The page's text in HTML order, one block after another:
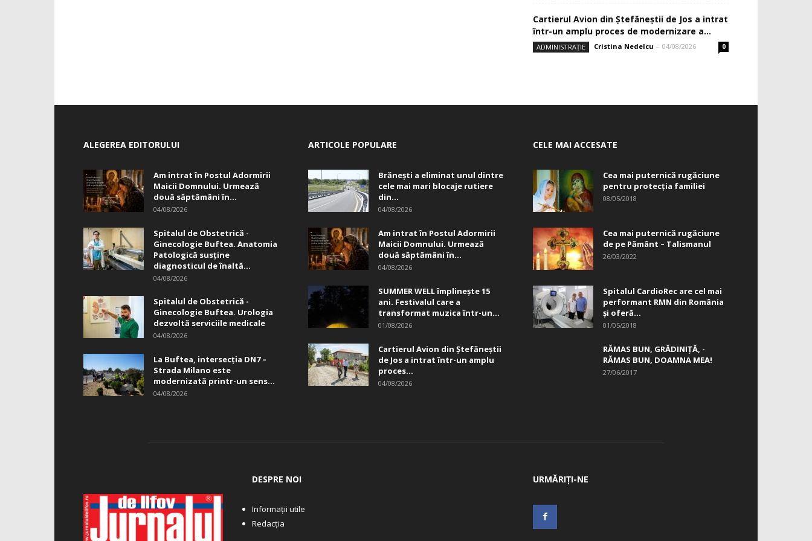
Cartierul Avion din Ştefăneştii de Jos a intrat
într-un amplu proces de modernizare a...
ADMINISTRAȚIE Cristina Nedelcu - 04/08/2026 0
ALEGEREA EDITORULUI
Am intrat în Postul Adormirii
Maicii Domnului. Urmează
două săptămâni în...
04/08/2026
Spitalul de Obstetrică -
Ginecologie Buftea. Anatomia
Patologică susţine
diagnosticul de înaltă...
04/08/2026
Spitalul de Obstetrică -
Ginecologie Buftea. Urologia
dezvoltă serviciile medicale
04/08/2026
La Buftea, intersecţia DN7 –
Strada Milano este
modernizată printr-un sens...
04/08/2026
ARTICOLE POPULARE
Brănești a eliminat unul dintre
cele mai mari blocaje rutiere
din...
04/08/2026
Am intrat în Postul Adormirii
Maicii Domnului. Urmează
două săptămâni în...
04/08/2026
SUMMER WELL împlinește 15
ani. Festivalul care a
transformat muzica într-un...
01/08/2026
Cartierul Avion din Ştefăneştii
de Jos a intrat într-un amplu
proces...
04/08/2026
CELE MAI ACCESATE
Cea mai puternică rugăciune
pentru protecția familiei
08/05/2018
Cea mai puternică rugăciune
de pe Pământ – Talismanul
26/03/2022
Spitalul CardioRec are cel mai
performant RMN din România
și oferă...
01/05/2018
RĂMAS BUN, GRĂDINIŢĂ, ­
RĂMAS BUN, DOAMNA MEA!
27/06/2017
DESPRE NOI
Informații utile
Redacția
URMĂRIȚI-NE